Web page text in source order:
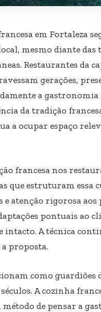
em Fortaleza
mesmo diante das
Restaurantes da
gerações,
a gastronomia
da tradição
a ocupar espaço
francesa nos
que estruturam
e atenção rigorosa
pontuais ao
intacto. A técnica
proposta.
como
A cozinha
de pensar a